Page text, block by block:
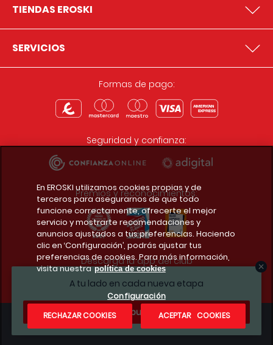
A tu lado en cada nueva etapa
¿Te apuntas?
TIENDAS EROSKI
SERVICIOS
Formas de pago:
Seguridad y confianza:
Premios y reconocimientos:
Descarga la app del club
Condiciones legales
En EROSKI utilizamos cookies propias y de
terceros para asegurarnos de que todo
funcione correctamente, ofrecerte el mejor
servicio y mostrarte recomendaciones y
anuncios ajustados a tus preferencias. Haciendo
clic en ‘Configuración’, podrás ajustar tus
preferencias de cookies. Para más información,
visita nuestra política de cookies
Configuración
RECHAZAR COOKIES
ACEPTAR COOKIES